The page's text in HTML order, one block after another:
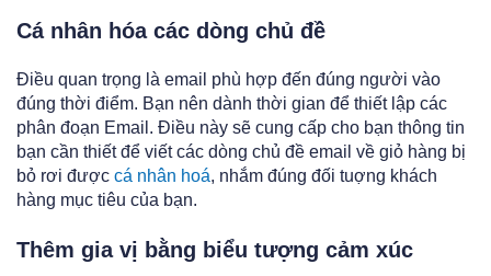
Cá nhân hóa các dòng chủ đề
Điều quan trọng là email phù hợp đến đúng người vào
đúng thời điểm. Bạn nên dành thời gian để thiết lập các
phân đoạn Email. Điều này sẽ cung cấp cho bạn thông tin
bạn cần thiết để viết các dòng chủ đề email về giỏ hàng bị
bỏ rơi được cá nhân hoá, nhắm đúng đối tuợng khách
hàng mục tiêu của bạn.
Thêm gia vị bằng biểu tượng cảm xúc